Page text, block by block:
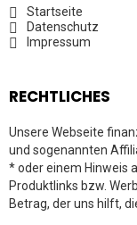
Startseite
Datenschutz
Impressum
RECHTLICHES
Unsere Webseite
und sogenannten
* oder einem Hinweis
Produktlinks bzw.
Betrag, der uns hilft,